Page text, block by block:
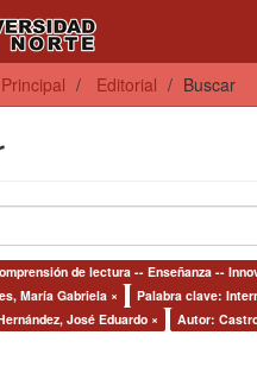
Editorial Buscar
de lectura -- Enseñanza --
María Gabriela ×
Palabra clave:
José Eduardo ×
Autor: